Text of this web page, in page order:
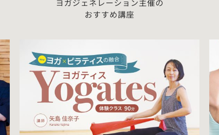
おすすめ講座